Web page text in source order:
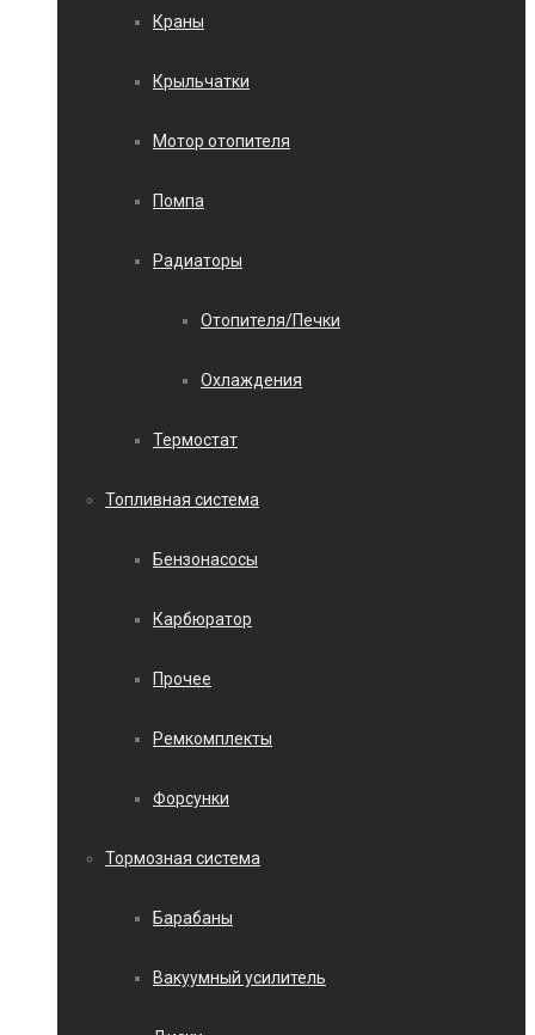
Краны
Крыльчатки
Мотор отопителя
Помпа
Радиаторы
Отопителя/Печки
Охлаждения
Термостат
Топливная система
Бензонасосы
Карбюратор
Прочее
Ремкомплекты
Форсунки
Тормозная система
Барабаны
Вакуумный усилитель